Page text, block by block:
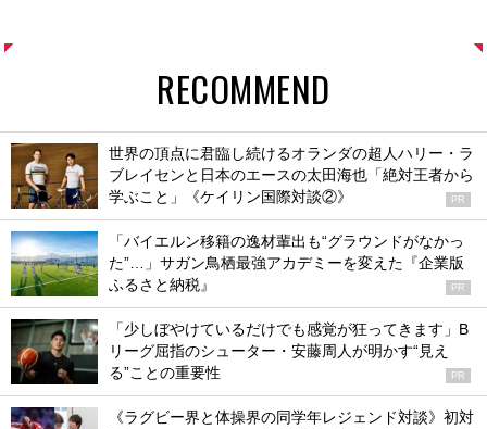
RECOMMEND
世界の頂点に君臨し続けるオランダの超人ハリー・ラ
ブレイセンと日本のエースの太田海也「絶対王者から
学ぶこと」《ケイリン国際対談②》
PR
「バイエルン移籍の逸材輩出も“グラウンドがなかっ
た”…」サガン鳥栖最強アカデミーを変えた『企業版
ふるさと納税』
PR
「少しぼやけているだけでも感覚が狂ってきます」B
リーグ屈指のシューター・安藤周人が明かす“見え
る”ことの重要性
PR
《ラグビー界と体操界の同学年レジェンド対談》初対